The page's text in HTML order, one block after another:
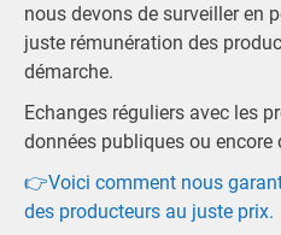
nous devons de surveiller en
juste rémunération des
démarche.
Echanges réguliers avec les
données publiques ou
👉Voici comment nous
des producteurs au juste prix.